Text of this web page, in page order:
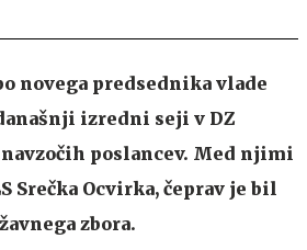
novega predsednika vlade
izredni seji v DZ
poslancev. Med njimi
Srečka Ocvirka, čeprav je bil
zbora.